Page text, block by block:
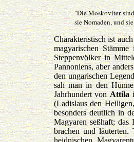
"Die Moskoviter
sie Nomaden, und
Charakteristisch ist
magyarischen
Steppenvölker in
Pannoniens, aber
den ungarischen
sah man in den
Jahrhundert vonAttila
(Ladislaus den
besonders deutlich in
Magyaren seßhaft;
brachen und
heidnischen